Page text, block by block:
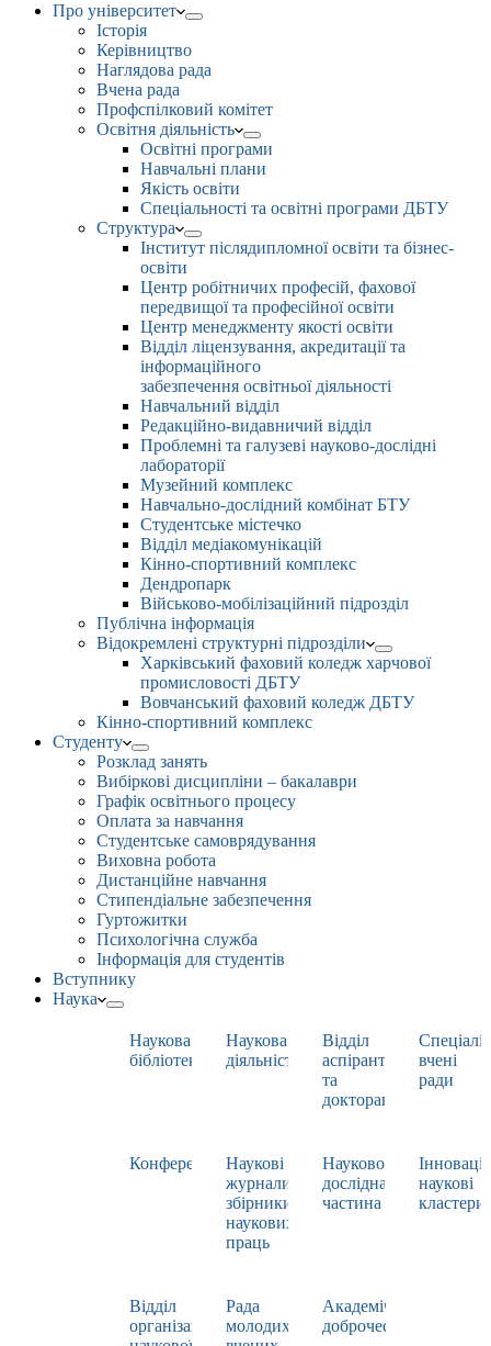
Про університет
Історія
Керівництво
Наглядова рада
Вчена рада
Профспілковий комітет
Освітня діяльність
Освітні програми
Навчальні плани
Якість освіти
Спеціальності та освітні програми ДБТУ
Структура
Інститут післядипломної освіти та бізнес-
освіти
Центр робітничих професій, фахової
передвищої та професійної освіти
Центр менеджменту якості освіти
Відділ ліцензування, акредитації та
інформаційного
забезпечення освітньої діяльності
Навчальний відділ
Редакційно-видавничий відділ
Проблемні та галузеві науково-дослідні
лабораторії
Музейний комплекс
Навчально-дослідний комбінат БТУ
Студентське містечко
Відділ медіакомунікацій
Кінно-спортивний комплекс
Дендропарк
Військово-мобілізаційний підрозділ
Публічна інформація
Відокремлені структурні підрозділи
Харківський фаховий коледж харчової
промисловості ДБТУ
Вовчанський фаховий коледж ДБТУ
Кінно-спортивний комплекс
Студенту
Розклад занять
Вибіркові дисципліни – бакалаври
Графік освітнього процесу
Оплата за навчання
Студентське самоврядування
Виховна робота
Дистанційне навчання
Стипендіальне забезпечення
Гуртожитки
Психологічна служба
Інформація для студентів
Вступнику
Наука
Наукова
бібліотека
Наукова
діяльність
Відділ
аспірантури
та
докторантури
вчені
ради
Конференції
Наукові
журнали,
збірники
наукових
праць
Науково-
дослідна
частина
наукові
кластери
Відділ
організації
Рада
молодих
Академічна
доброчесність